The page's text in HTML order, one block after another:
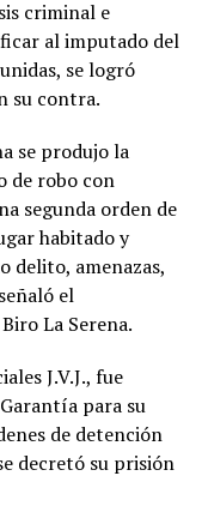
criminal e
al imputado del
se logró
su contra.
se produjo la
de robo con
segunda orden de
habitado y
delito, amenazas,
el
La Serena.
J.V.J., fue
para su
de detención
decretó su prisión